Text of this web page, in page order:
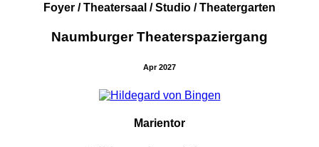
Foyer / Theatersaal / Studio / Theatergarten
Naumburger Theaterspaziergang
Apr 2027
Marientor